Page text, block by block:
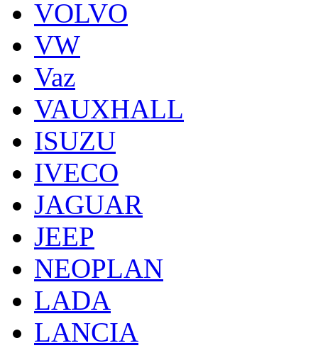
VOLVO
VW
Vaz
VAUXHALL
ISUZU
IVECO
JAGUAR
JEEP
NEOPLAN
LADA
LANCIA